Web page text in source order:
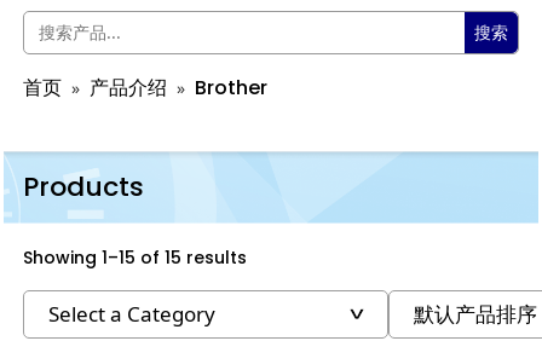
搜索
首页 产品介绍 Brother
Products
Showing 1–15 of 15 results